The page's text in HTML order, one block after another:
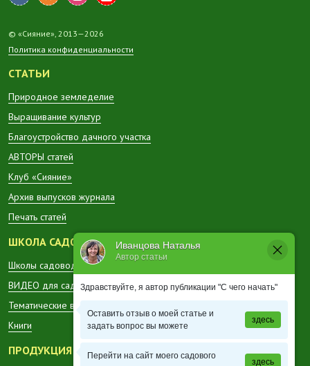
Иванцова Наталья
Автор статьи
Здравствуйте, я автор публикации "С чего начать"
Оставить отзыв о моей статье и
задать вопрос вы можете
здесь
Перейти на сайт моего садового
здесь
© «Сияние», 2013—2026
Политика конфиденциальности
СТАТЬИ
Природное земледелие
Выращивание культур
Благоустройство дачного участка
АВТОРЫ статей
Клуб «Сияние»
Архив выпусков журнала
Печать статей
ШКОЛА САДОВОДА
Школы садоводов в регионах
ВИДЕО для садоводов
Тематические вестники
Книги
ПРОДУКЦИЯ